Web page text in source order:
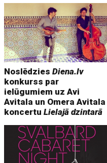
NoslēdziesDiena.lv
konkurss par
ielūgumiem uz Avi
Avitala un Omera Avitala
koncertuLielajā dzintarā